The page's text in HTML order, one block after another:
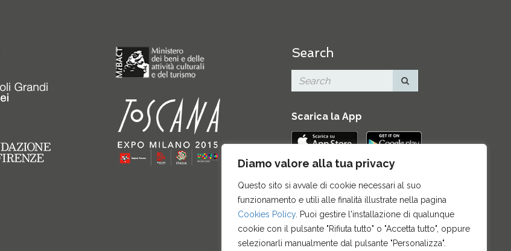
Diamo valore alla tua privacy
Questo sito si avvale di cookie necessari al suo
funzionamento e utili alle finalità illustrate nella pagina
Cookies Policy. Puoi gestire l'installazione di qualunque
cookie con il pulsante "Rifiuta tutto" o "Accetta tutto", oppure
selezionarli manualmente dal pulsante "Personalizza".
Search
Scarica la App
sito|Credits|Privacy e note legali
Archivio News|Cookie policy